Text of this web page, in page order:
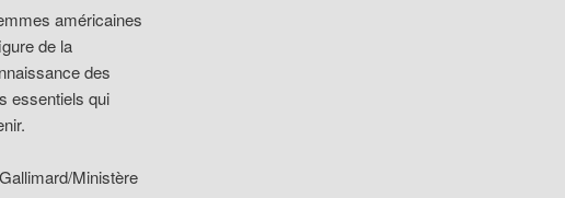
américaines
de la
des
essentiels qui
Ministère